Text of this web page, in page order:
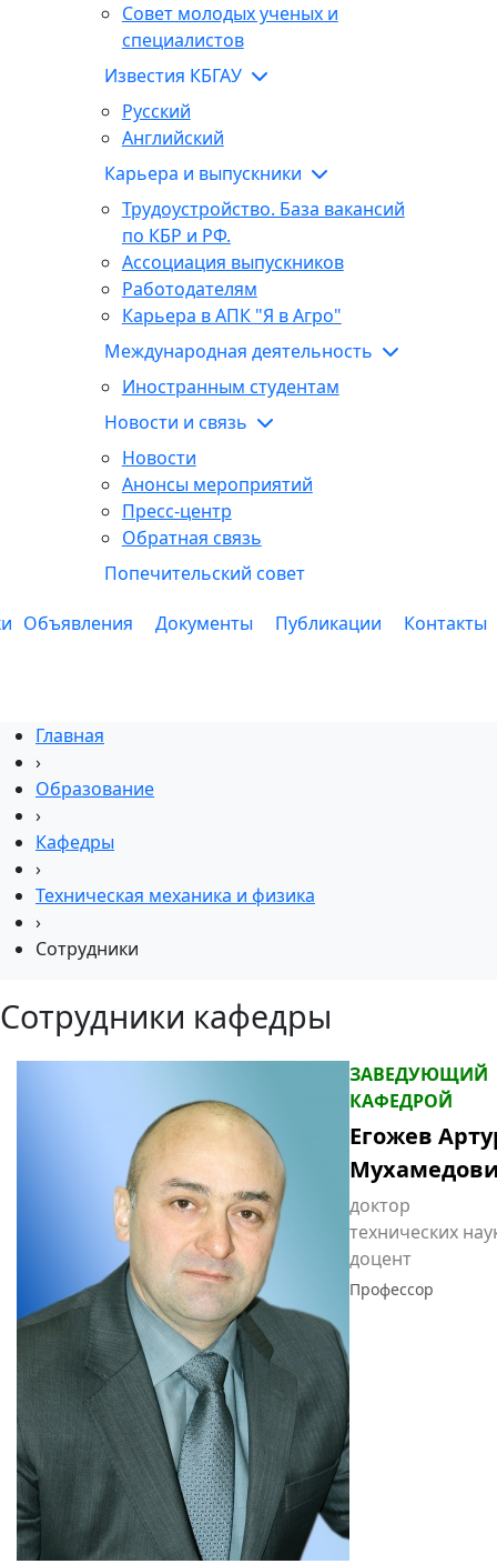
Совет молодых ученых и
специалистов
Известия КБГАУ
Русский
Английский
Карьера и выпускники
Трудоустройство. База вакансий
по КБР и РФ.
Ассоциация выпускников
Работодателям
Карьера в АПК "Я в Агро"
Международная деятельность
Иностранным студентам
Новости и связь
Новости
Анонсы мероприятий
Пресс-центр
Обратная связь
Попечительский совет
Объявления Документы Публикации Контакты
Главная
›
Образование
›
Кафедры
›
Техническая механика и физика
›
Сотрудники
Сотрудники кафедры
ЗАВЕДУЮЩИЙ
КАФЕДРОЙ
Егожев
доктор
технических
доцент
Профессор